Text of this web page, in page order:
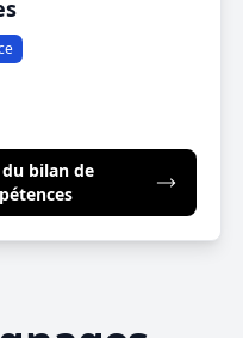
bilan de